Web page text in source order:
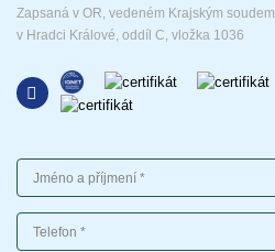
Zapsaná v OR, vedeném Krajským soudem
v Hradci Králové, oddíl C, vložka 1036
Jméno a příjmení
Telefon